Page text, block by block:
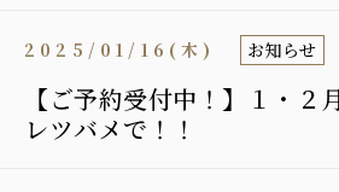
【ご予約受付中！】１・２
レツバメで！！
2025/01/16(木) お知らせ